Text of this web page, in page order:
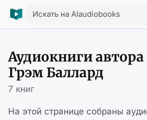
Искать на AIaudiobooks
Аудиокниги
Грэм Баллард
7 книг
На этой странице собраны